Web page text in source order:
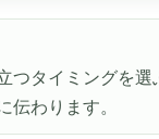
つタイミングを選
伝わります。